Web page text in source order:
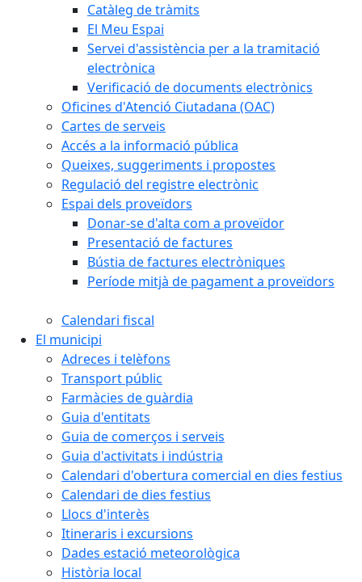
Catàleg de tràmits
El Meu Espai
Servei d'assistència per a la tramitació
electrònica
Verificació de documents electrònics
Oficines d'Atenció Ciutadana (OAC)
Cartes de serveis
Accés a la informació pública
Queixes, suggeriments i propostes
Regulació del registre electrònic
Espai dels proveïdors
Donar-se d'alta com a proveïdor
Presentació de factures
Bústia de factures electròniques
Període mitjà de pagament a proveïdors
Calendari fiscal
El municipi
Adreces i telèfons
Transport públic
Farmàcies de guàrdia
Guia d'entitats
Guia de comerços i serveis
Guia d'activitats i indústria
Calendari d'obertura comercial en dies festius
Calendari de dies festius
Llocs d'interès
Itineraris i excursions
Dades estació meteorològica
Història local